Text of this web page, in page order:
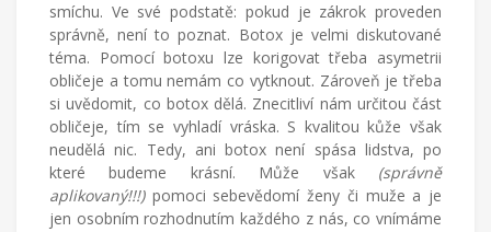
smíchu. Ve své podstatě: pokud je zákrok proveden
správně, není to poznat. Botox je velmi diskutované
téma. Pomocí botoxu lze korigovat třeba asymetrii
obličeje a tomu nemám co vytknout. Zároveň je třeba
si uvědomit, co botox dělá. Znecitliví nám určitou část
obličeje, tím se vyhladí vráska. S kvalitou kůže však
neudělá nic. Tedy, ani botox není spása lidstva, po
které budeme krásní. Může však (správně
aplikovaný!!!) pomoci sebevědomí ženy či muže a je
jen osobním rozhodnutím každého z nás, co vnímáme